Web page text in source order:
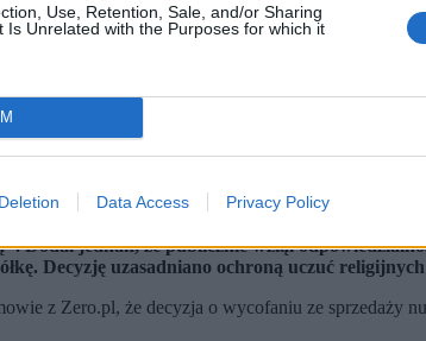
Use, Retention, Sale, and/or Sharing
Is Unrelated with the Purposes for which it
Data Access Privacy Policy
z 2023 r. Chodzi o wycofanie numeru
Dodał jednak, że publicznie wziął
Decyzję uzasadniano ochroną uczuć
z Zero.pl, że decyzja o wycofaniu ze sprzedaży